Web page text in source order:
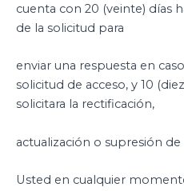
cuenta con 20 (veinte) días
de la solicitud para
enviar una respuesta en
solicitud de acceso, y 10
solicitara la rectificación,
actualización o supresión
Usted en cualquier